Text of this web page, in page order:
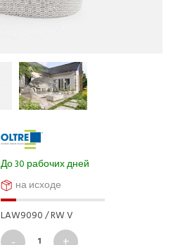
До 30 рабочих дней
на исходе
LAW9090 / RW V